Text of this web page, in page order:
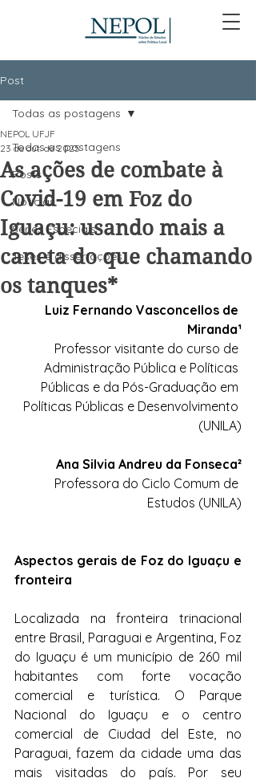
Post
Todas as postagens
Posts
Notícias
Séries Especiais
Teses e dissertações
Todas as postagens
As ações de combate à
Covid-19 em Foz do
Iguaçu: usando mais a
caneta do que chamando
os tanques*
NEPOL UFJF
23 de out. de 2025
Luiz Fernando Vasconcellos de
Miranda¹
Professor visitante do curso de
Administração Pública e Políticas
Públicas e da Pós-Graduação em
Políticas Públicas e Desenvolvimento
(UNILA)
Ana Silvia Andreu da Fonseca²
Professora do Ciclo Comum de
Estudos (UNILA)
Aspectos gerais de Foz do Iguaçu e
fronteira
Localizada na fronteira trinacional
entre Brasil, Paraguai e Argentina, Foz
do Iguaçu é um município de 260 mil
habitantes com forte vocação
comercial e turística. O Parque
Nacional do Iguaçu e o centro
comercial de Ciudad del Este, no
Paraguai, fazem da cidade uma das
mais visitadas do país. Por seu